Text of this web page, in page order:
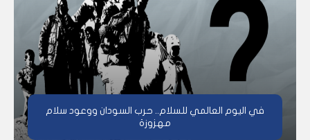
في اليوم العالمي للسلام.. حرب السودان ووعود سلام
مهزوزة